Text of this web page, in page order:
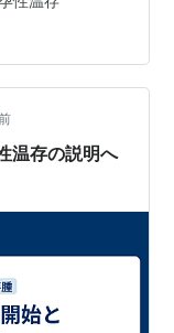
的予後は厳し
……と書かれてい
て変な汗が出て
てきて』と言
倒れちゃうか
温存の説明へ